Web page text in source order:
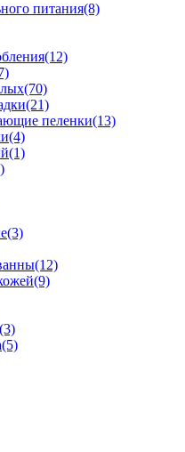
питания(8)
(12)
(70)
(21)
пеленки(13)
(4)
(1)
(3)
(12)
(9)
(3)
(5)